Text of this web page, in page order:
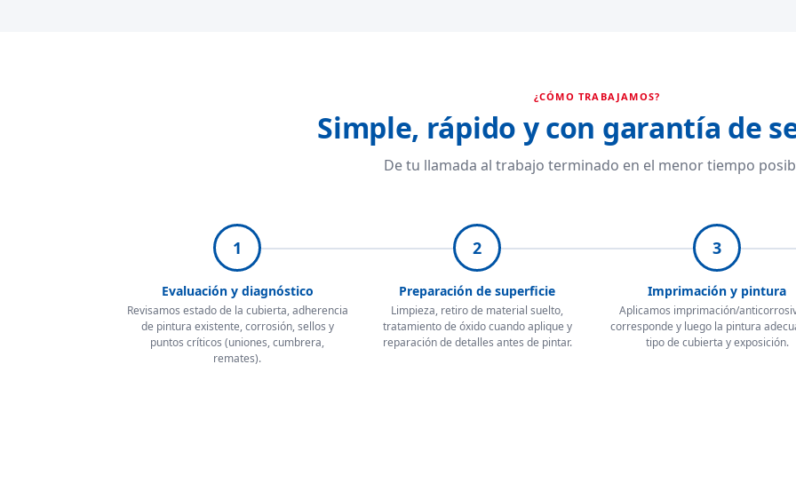
¿CÓMO TRABAJAMOS?
Simple, rápido y con garantía de
De tu llamada al trabajo terminado en el menor tiempo
1
Evaluación y diagnóstico
Revisamos estado de la cubierta, adherencia
de pintura existente, corrosión, sellos y
puntos críticos (uniones, cumbrera,
remates).
2
Preparación de superficie
Limpieza, retiro de material suelto,
tratamiento de óxido cuando aplique y
reparación de detalles antes de pintar.
3
Imprimación y pintura
Aplicamos imprimación/
corresponde y luego la pintura
tipo de cubierta y exposición.